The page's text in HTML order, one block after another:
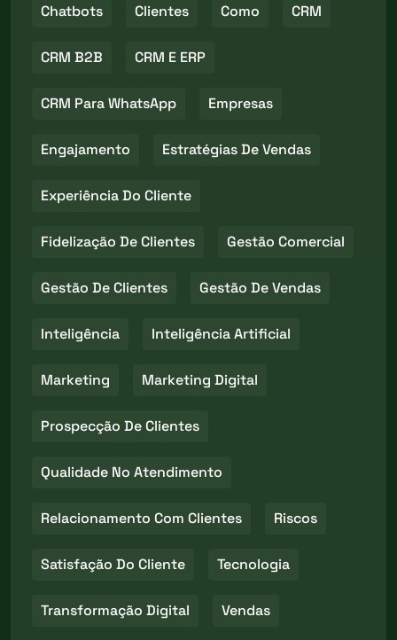
Chatbots Clientes Como CRM
CRM B2B CRM E ERP
CRM Para WhatsApp Empresas
Engajamento Estratégias De Vendas
Experiência Do Cliente
Fidelização De Clientes Gestão Comercial
Gestão De Clientes Gestão De Vendas
Inteligência Inteligência Artificial
Marketing Marketing Digital
Prospecção De Clientes
Qualidade No Atendimento
Relacionamento Com Clientes Riscos
Satisfação Do Cliente Tecnologia
Transformação Digital Vendas